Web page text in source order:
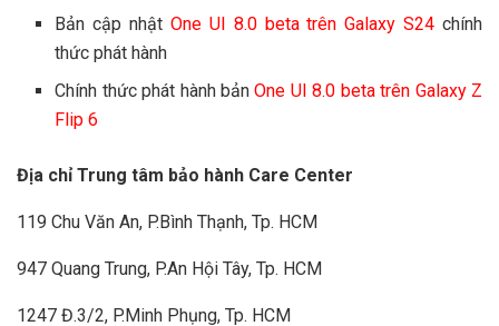
Bản cập nhật One UI 8.0 beta trên Galaxy S24 chính
thức phát hành
Chính thức phát hành bảnOne UI 8.0 beta trên Galaxy Z
Flip 6
Địa chỉ Trung tâm bảo hành Care Center
119 Chu Văn An, P.Bình Thạnh, Tp. HCM
947 Quang Trung, P.An Hội Tây, Tp. HCM
1247 Đ.3/2, P.Minh Phụng, Tp. HCM